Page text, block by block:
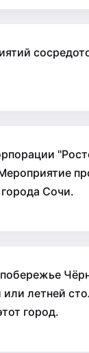
Сочи.
летней
город.